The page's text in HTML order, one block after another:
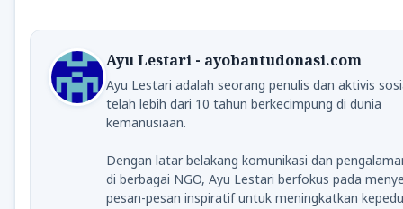
Ayu Lestari - ayobantudonasi.com
Ayu Lestari adalah seorang penulis dan aktivis
telah lebih dari 10 tahun berkecimpung di dunia
kemanusiaan.
Dengan latar belakang komunikasi dan
di berbagai NGO, Ayu Lestari berfokus pada
pesan-pesan inspiratif untuk meningkatkan